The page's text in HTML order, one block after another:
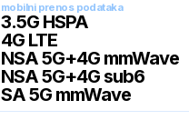
mobilni prenos podataka
3.5G HSPA
4G LTE
NSA 5G+4G mmWave
NSA 5G+4G sub6
SA 5G mmWave